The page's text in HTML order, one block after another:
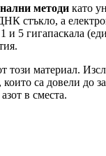
методи като
стъкло, а
5 гигапаскала
материал.
са довели до
в сместа.